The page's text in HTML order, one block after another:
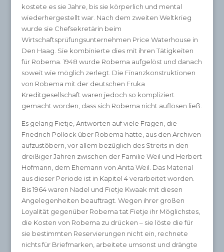
kostete es sie Jahre, bis sie körperlich und mental
wiederhergestellt war. Nach dem zweiten Weltkrieg
wurde sie Chefsekretärin beim
Wirtschaftsprüfungsunternehmen Price Waterhouse in
Den Haag. Sie kombinierte dies mit ihren Tätigkeiten
für Robema. 1948 wurde Robema aufgelöst und danach
soweit wie möglich zerlegt. Die Finanzkonstruktionen
von Robema mit der deutschen Fruka
Kreditgesellschaft waren jedoch so kompliziert
gemacht worden, dass sich Robema nicht auflösen ließ.
Es gelang Fietje, Antworten auf viele Fragen, die
Friedrich Pollock über Robema hatte, aus den Archiven
aufzustöbern, vor allem bezüglich des Streits in den
dreißiger Jahren zwischen der Familie Weil und Herbert
Hofmann, dem Ehemann von Anita Weil. Das Material
aus dieser Periode ist in Kapitel 4 verarbeitet worden.
Bis 1964 waren Nadel und Fietje Kwaak mit diesen
Angelegenheiten beauftragt. Wegen ihrer großen
Loyalität gegenüber Robema tat Fietje ihr Möglichstes,
die Kosten von Robema zu drücken – sie löste die für
sie bestimmten Reservierungen nicht ein, rechnete
nichts für Briefmarken, arbeitete umsonst und drängte